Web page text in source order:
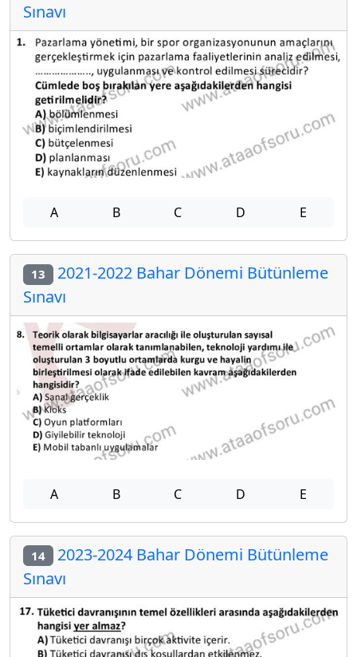
Sınavı
A B C D E
13 2021-2022 Bahar Dönemi Bütünleme
Sınavı
A B C D E
14 2023-2024 Bahar Dönemi Bütünleme
Sınavı